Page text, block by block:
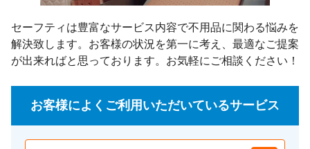
セーフティは豊富なサービス内容で不用品に関わる悩みを
解決致します。お客様の状況を第一に考え、最適なご提案
が出来ればと思っております。お気軽にご相談ください！
お客様によくご利用いただいているサービス